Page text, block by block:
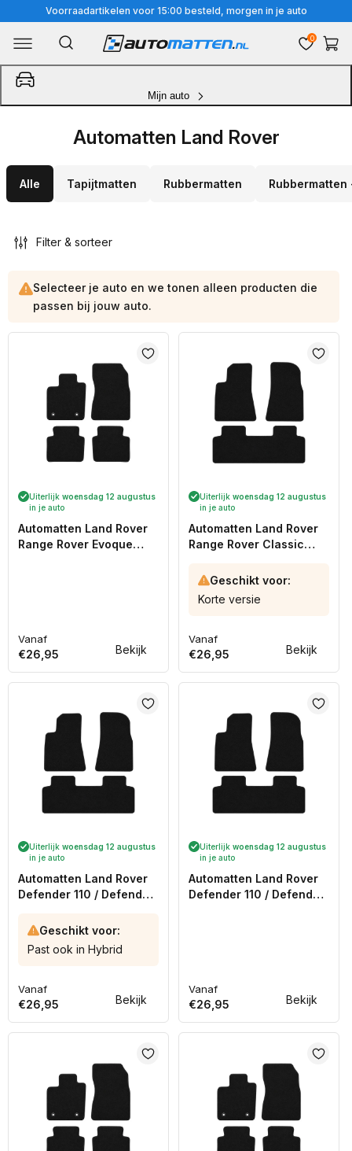
naar
content
Voorraadartikelen voor 15:00 besteld, morgen in je auto
Mijn auto
0
Automatten Land Rover
Alle Tapijtmatten Rubbermatten
Filter & sorteer
Selecteer je auto en we tonen alleen producten die
passen bij jouw auto.
Bekijk
Uiterlijk woensdag 12 augustus
in je auto
Automatten Land Rover
Range Rover Evoque
Normale
prijs
Vanaf
€26,95 Bekijk
Uiterlijk woensdag 12 augustus
in je auto
Automatten Land Rover
Range Rover Classic
Geschikt voor:
Korte versie
Normale
prijs
Vanaf
€26,95
Bekijk
Uiterlijk woensdag 12 augustus
in je auto
Automatten Land Rover
Defender 110 / Defender
Heden)Geschikt voor:
Past ook in Hybrid
Normale
prijs
Vanaf
€26,95 Bekijk
Uiterlijk woensdag 12 augustus
in je auto
Automatten Land Rover
Defender 110 / Defender
Normale
prijs
Vanaf
€26,95